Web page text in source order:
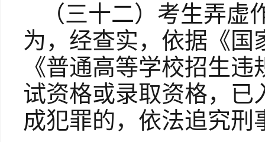
（三十二）考生弄
为，经查实，依据《
《普通高等学校招生
试资格或录取资格，已
成犯罪的，依法追究刑